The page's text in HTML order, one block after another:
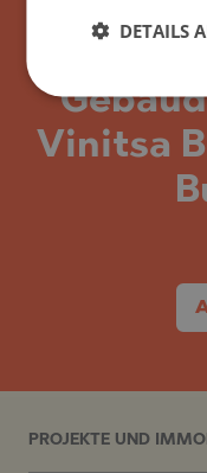
Vinitsa
PROJEKTE UND
DETAILS